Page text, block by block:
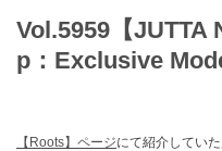
Vol.5959【JUTTA
p：Exclusive
【Roots】ページにて紹介してい